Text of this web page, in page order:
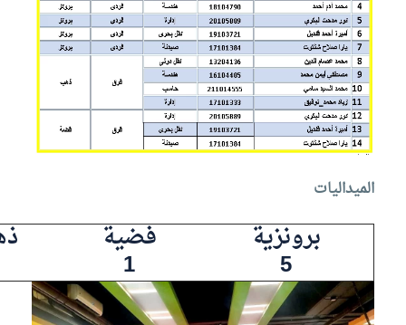
الميداليات
برونزية فضية
5
1